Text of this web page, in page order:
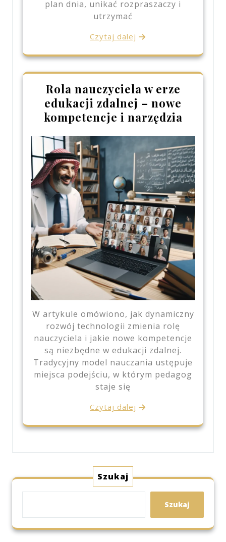
plan dnia, unikać rozpraszaczy i
utrzymać
Czytaj dalej
Rola nauczyciela w erze
edukacji zdalnej – nowe
kompetencje i narzędzia
W artykule omówiono, jak dynamiczny
rozwój technologii zmienia rolę
nauczyciela i jakie nowe kompetencje
są niezbędne w edukacji zdalnej.
Tradycyjny model nauczania ustępuje
miejsca podejściu, w którym pedagog
staje się
Czytaj dalej
Szukaj
Szukaj